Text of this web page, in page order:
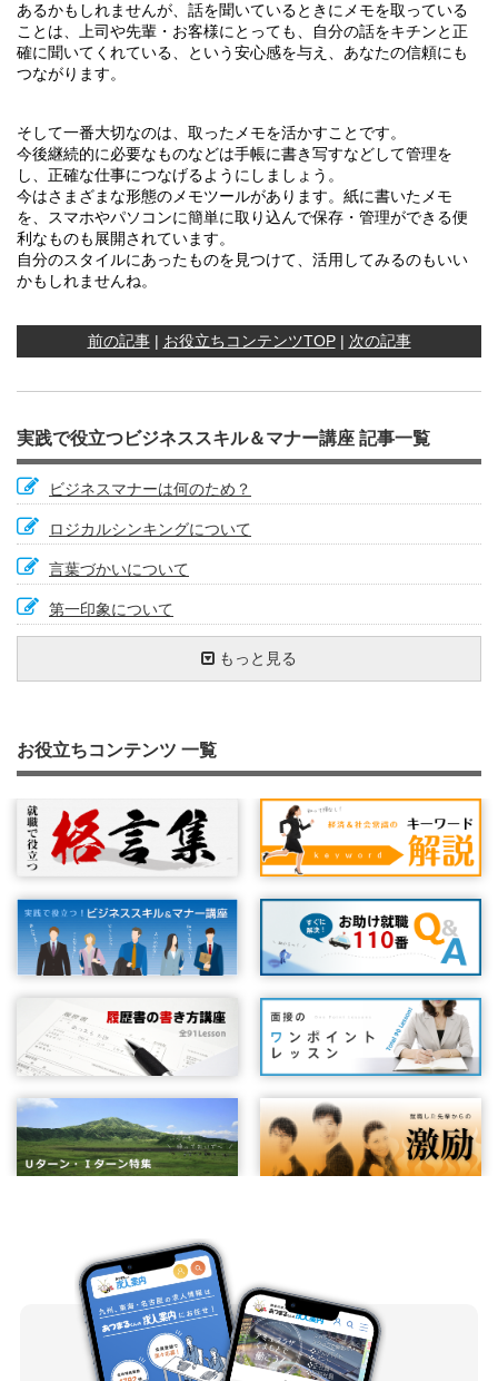
あるかもしれませんが、話を聞いているときにメモを取っている
ことは、上司や先輩・お客様にとっても、自分の話をキチンと正
確に聞いてくれている、という安心感を与え、あなたの信頼にも
つながります。
そして一番大切なのは、取ったメモを活かすことです。
今後継続的に必要なものなどは手帳に書き写すなどして管理を
し、正確な仕事につなげるようにしましょう。
今はさまざまな形態のメモツールがあります。紙に書いたメモ
を、スマホやパソコンに簡単に取り込んで保存・管理ができる便
利なものも展開されています。
自分のスタイルにあったものを見つけて、活用してみるのもいい
かもしれませんね。
前の記事| お役立ちコンテンツTOP| 次の記事
実践で役立つビジネススキル＆マナー講座 記事一覧
ビジネスマナーは何のため？
ロジカルシンキングについて
言葉づかいについて
第一印象について
相槌は会話のバロメーター
アイコンタクトで思いを伝える
連絡の基本（時間に遅れそうな時）
お辞儀でマナーアップ
聞き上手になろう
エレベーターでのマナーを抑えておこう
お茶の出し方を知っていますか？
『ほうれんそう』を身につけよう
見逃しやすい会社でのトイレマナー
ビジネスメールでのマナー
電話を受けるときのポイント
肯定的な話し方で得をしよう
健康に働くこと
そうじ力
５Ｓで現場力を強化する
お礼状を書いてみよう
勝負は朝起きたときから
SNSで情報発信するときの注意点
手帳を使いこなそう
『ＡＢＣ分析』で効率アップ
共感する力
質問力を鍛えよう
長文を書くための６つのポイント
仕事の効率化
ストレス対処法
取引先にお祝いごとがあったとき
差のつく議事録の書き方
メールと対面を使い分ける
雑談もビジネスツール
本をたくさん読もう
【チェックリスト】でモレなくダブりなく
ネガティブなメールへの対応方法
携帯電話のマナー
交渉力を高めよう
わかりやすいストーリーで話す力(FABE技法)
マニュアルに頼っていませんか
丹田呼吸法
もっと見る
お役立ちコンテンツ 一覧